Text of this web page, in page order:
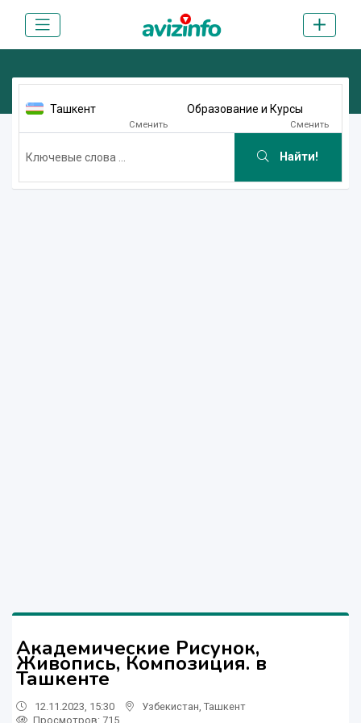
Ташкент
Сменить
Образование и Курсы
Сменить
Найти!
Академические Рисунок,
Живопись, Композиция. в
Ташкенте
12.11.2023, 15:30 Узбекистан Ташкент
Просмотров: 715